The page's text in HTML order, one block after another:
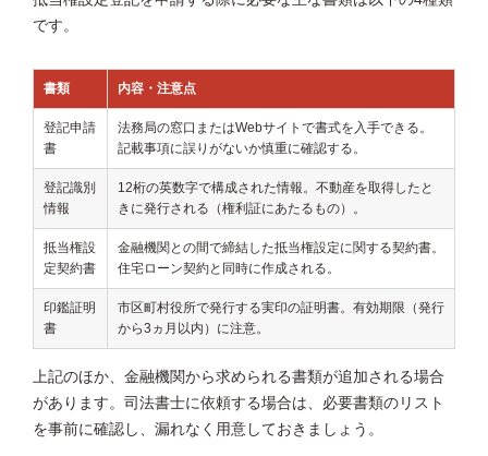
です。
書類 内容・注意点
登記申請
書
法務局の窓口またはWebサイトで書式を入手できる。
記載事項に誤りがないか慎重に確認する。
登記識別
情報
12桁の英数字で構成された情報。不動産を取得したと
きに発行される（権利証にあたるもの）。
抵当権設
定契約書
金融機関との間で締結した抵当権設定に関する契約書。
住宅ローン契約と同時に作成される。
印鑑証明
書
市区町村役所で発行する実印の証明書。有効期限（発行
から3ヵ月以内）に注意。
上記のほか、金融機関から求められる書類が追加される場合
があります。司法書士に依頼する場合は、必要書類のリスト
を事前に確認し、漏れなく用意しておきましょう。